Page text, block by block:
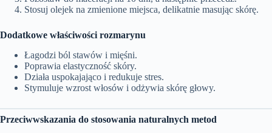
Stosuj olejek na zmienione miejsca, delikatnie masując skórę.
Dodatkowe właściwości rozmarynu
Łagodzi ból stawów i mięśni.
Poprawia elastyczność skóry.
Działa uspokajająco i redukuje stres.
Stymuluje wzrost włosów i odżywia skórę głowy.
Przeciwwskazania do stosowania naturalnych metod